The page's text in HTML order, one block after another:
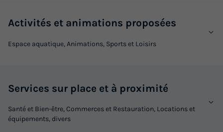
Activités et animations proposées
Espace aquatique, Animations, Sports et Loisirs
Services sur place et à proximité
Santé et Bien-être, Commerces et Restauration, Locations et
équipements, divers